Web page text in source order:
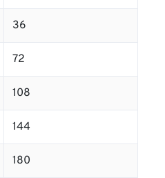
36
72
108
144
180